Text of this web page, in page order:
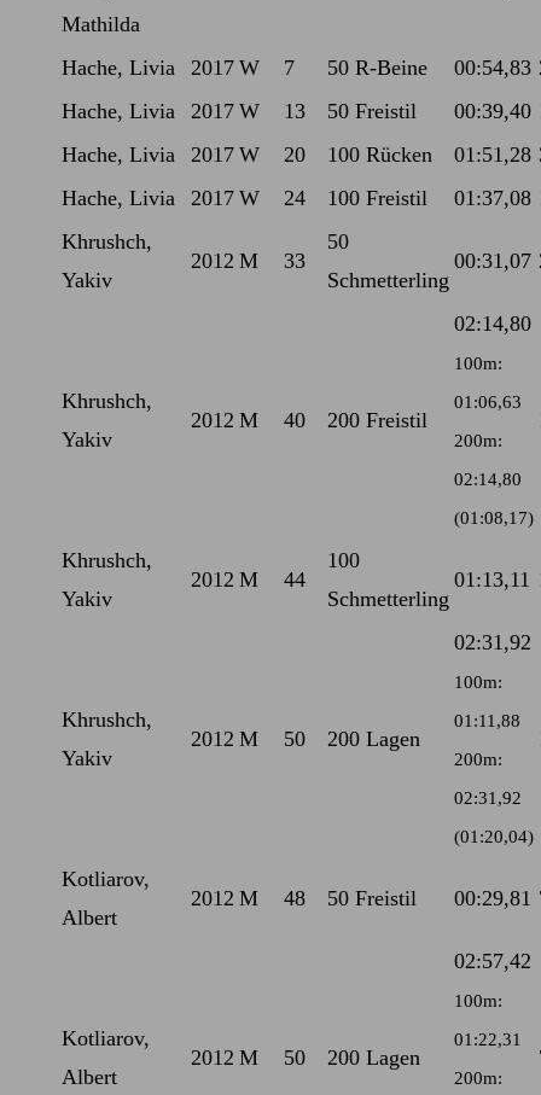
Mathilda
Hache, Livia 2017 W 7 50 R-Beine 00:54,83
Hache, Livia
2017 W 13 50 Freistil 00:39,40
Hache, Livia
2017 W 20 100 Rücken 01:51,28
Hache, Livia
2017 W 24 100 Freistil 01:37,08
Khrushch,
Yakiv
2012 M 33
50
Schmetterling
00:31,07
Khrushch,
Yakiv
2012 M 40 200 Freistil
02:14,80
100m:
01:06,63
200m:
02:14,80
(01:08,17)
Khrushch,
Yakiv
2012 M 44
100
Schmetterling
01:13,11
Khrushch,
Yakiv
2012 M 50 200 Lagen
02:31,92
100m:
01:11,88
200m:
02:31,92
(01:20,04)
Kotliarov,
Albert
2012 M 48 50 Freistil 00:29,81
Kotliarov,
Albert
2012 M 50 200 Lagen
02:57,42
100m:
01:22,31
200m: